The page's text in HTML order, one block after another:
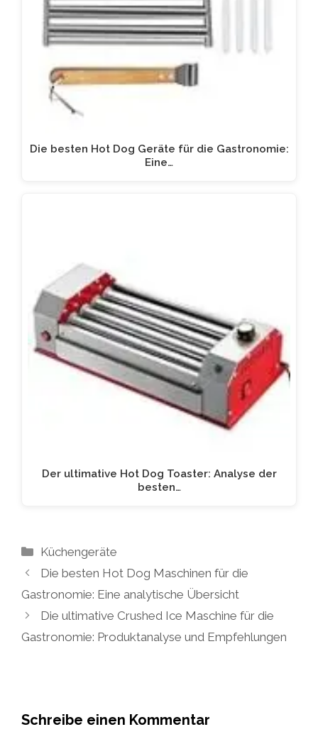
Die besten Hot Dog Geräte für die Gastronomie:
Eine…
Der ultimative Hot Dog Toaster: Analyse der
besten…
Kategorien
Küchengeräte
Die besten Hot Dog Maschinen für die
Gastronomie: Eine analytische Übersicht
Die ultimative Crushed Ice Maschine für die
Gastronomie: Produktanalyse und Empfehlungen
Schreibe einen Kommentar